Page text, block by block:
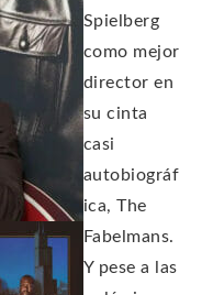
Spielberg
como mejor
director en
su cinta
casi
autobiográf
ica, The
Fabelmans.
Y pese a las